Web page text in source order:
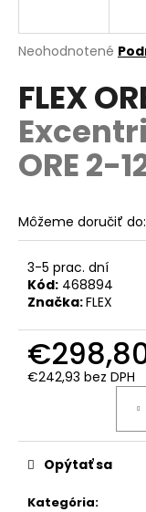
Priemerné
produktu
je
0,0
5
hviezdičiek.
Neohodnotené
FLEX
ORE 2-
Môžeme doručiť do:
3-5 prac. dní
Kód: 468894
Značka:FLEX
€242,93 bez DPH
Kategória:
Opýtať sa
j
ť
?
O
d
p
o
e